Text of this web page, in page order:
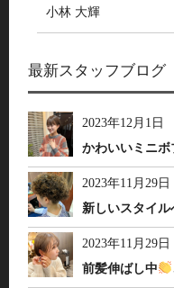
小林 大輝
最新スタッフブログ
2023年12月1日
かわいいミニボ
2023年11月29日
新しいスタイ
2023年11月29日
前髪伸ばし中